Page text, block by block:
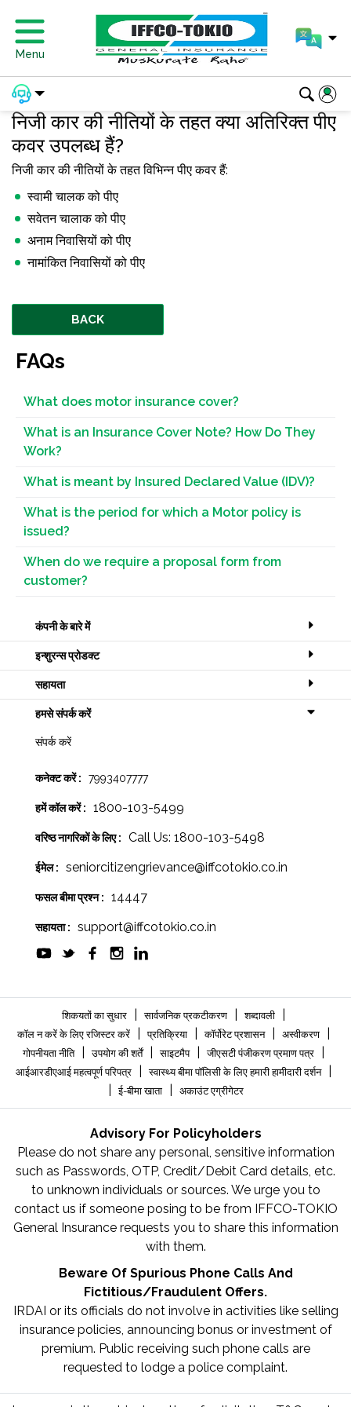
Menu
निजी कार की नीतियों के तहत क्या अतिरिक्त पीए
कवर उपलब्ध हैं?
निजी कार की नीतियों के तहत विभिन्न पीए कवर हैं:
स्वामी चालक को पीए
सवेतन चालाक को पीए
अनाम निवासियों को पीए
नामांकित निवासियों को पीए
BACK
FAQs
What does motor insurance cover?
What is an Insurance Cover Note? How Do They
Work?
What is meant by Insured Declared Value (IDV)?
What is the period for which a Motor policy is
issued?
When do we require a proposal form from
customer?
कंपनी के बारे में
इन्शुरन्स प्रोडक्ट
सहायता
हमसे संपर्क करें
संपर्क करें
कनेक्ट करें : 7993407777
हमें कॉल करें : 1800-103-5499
वरिष्ठ नागरिकों के लिए : Call Us: 1800-103-5498
ईमेल : seniorcitizengrievance@iffcotokio.co.in
फसल बीमा प्रश्न : 14447
सहायता : support@iffcotokio.co.in
शिकयतों का सुधार सार्वजनिक प्रकटीकरण शब्दावली
कॉल न करें के लिए रजिस्टर करें प्रतिक्रिया कॉर्पोरेट प्रशासन अस्वीकरण
गोपनीयता नीति उपयोग की शर्तें साइटमैप जीएसटी पंजीकरण प्रमाण पत्र
आईआरडीएआई महत्वपूर्ण परिपत्र स्वास्थ्य बीमा पॉलिसी के लिए हमारी हामीदारी दर्शन
ई-बीमा खाता अकाउंट एग्रीगेटर
Advisory For Policyholders
Please do not share any personal, sensitive information
such as Passwords, OTP, Credit/Debit Card details, etc.
to unknown individuals or sources. We urge you to
contact us if someone posing to be from IFFCO-TOKIO
General Insurance requests you to share this information
with them.
Beware Of Spurious Phone Calls And
Fictitious/Fraudulent Offers.
IRDAI or its officials do not involve in activities like selling
insurance policies, announcing bonus or investment of
premium. Public receiving such phone calls are
requested to lodge a police complaint.